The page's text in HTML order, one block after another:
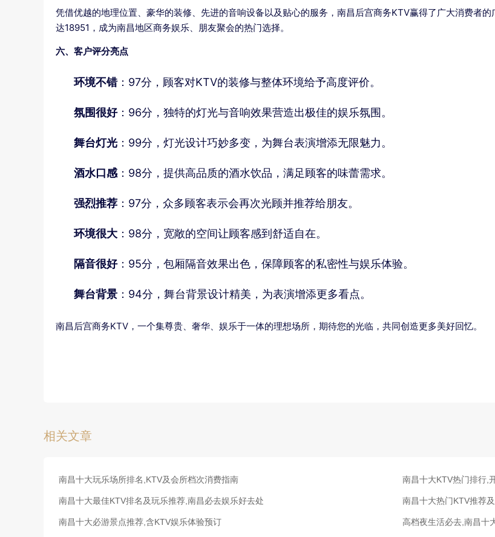
凭借优越的地理位置、豪华的装修、先进的音响设备以及贴心的服务，南昌后宫商务KTV赢得了广大消费者
达18951，成为南昌地区商务娱乐、朋友聚会的热门选择。
六、客户评分亮点
环境不错：97分，顾客对KTV的装修与整体环境给予高度评价。
氛围很好：96分，独特的灯光与音响效果营造出极佳的娱乐氛围。
舞台灯光 ：99分，灯光设计巧妙多变，为舞台表演增添无限魅力。
酒水口感 ：98分，提供高品质的酒水饮品，满足顾客的味蕾需求。
强烈推荐 ：97分，众多顾客表示会再次光顾并推荐给朋友。
环境很大 ：98分，宽敞的空间让顾客感到舒适自在。
隔音很好：95分，包厢隔音效果出色，保障顾客的私密性与娱乐体验。
舞台背景 ：94分，舞台背景设计精美，为表演增添更多看点。
南昌后宫商务KTV，一个集尊贵、奢华、娱乐于一体的理想场所，期待您的光临，共同创造更多美好回忆。
相关文章
南昌十大玩乐场所排名,KTV及会所档次消费指南 南昌十大KTV热门排行,
南昌十大最佳KTV排名及玩乐推荐,南昌必去娱乐好去处 南昌十大热门KTV推荐
南昌十大必游景点推荐,含KTV娱乐体验预订 高档夜生活必去,南昌十